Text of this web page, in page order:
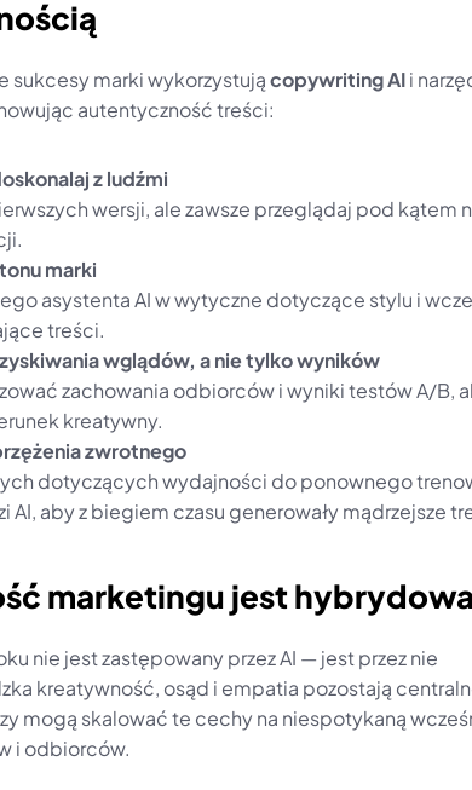
sukcesy marki wykorzystują copywriting AI i
autentyczność treści:
z ludźmi
wersji, ale zawsze przeglądaj pod kątem
marki
asystenta AI w wytyczne dotyczące stylu i
treści.
wglądów, a nie tylko wyników
zachowania odbiorców i wyniki testów A/B,
kreatywny.
zwrotnego
dotyczących wydajności do ponownego
AI, aby z biegiem czasu generowały mądrzejsze
marketingu jest hybrydowa
kreatywność, osąd i empatia pozostają
mogą skalować te cechy na niespotykaną
i odbiorców.